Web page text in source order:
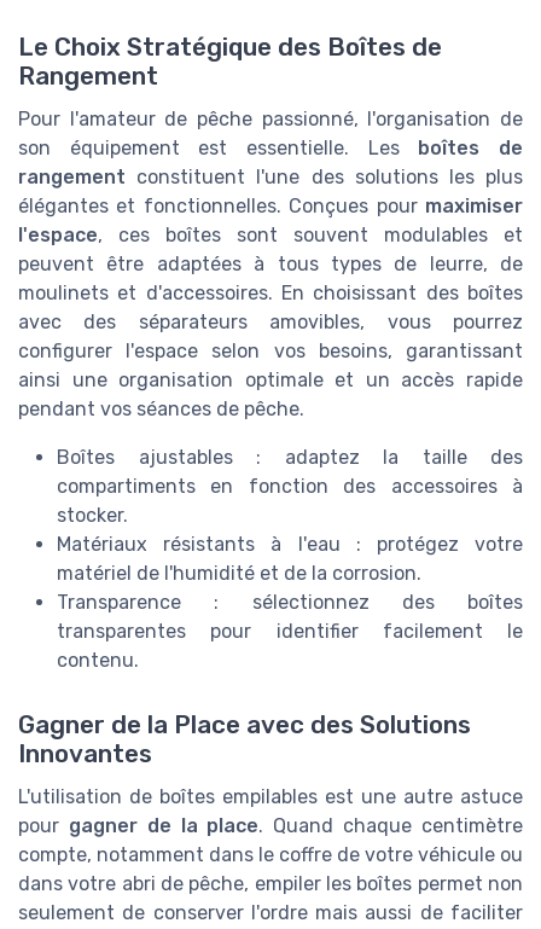
Le Choix Stratégique des Boîtes de
Rangement
Pour l'amateur de pêche passionné, l'organisation de
son équipement est essentielle. Les
boîtes de
rangement constituent l'une des solutions les plus
élégantes et fonctionnelles. Conçues pour maximiser
l'espace, ces boîtes sont souvent modulables et
peuvent être adaptées à tous types de leurre, de
moulinets et d'accessoires. En choisissant des boîtes
avec des séparateurs amovibles, vous pourrez
configurer l'espace selon vos besoins, garantissant
ainsi une organisation optimale et un accès rapide
pendant vos séances de pêche.
Boîtes ajustables : adaptez la taille des
compartiments en fonction des accessoires à
stocker.
Matériaux résistants à l'eau : protégez votre
matériel de l'humidité et de la corrosion.
Transparence : sélectionnez des boîtes
transparentes pour identifier facilement le
contenu.
Gagner de la Place avec des Solutions
Innovantes
L'utilisation de boîtes empilables est une autre astuce
pour gagner de la place. Quand chaque centimètre
compte, notamment dans le coffre de votre véhicule ou
dans votre abri de pêche, empiler les boîtes permet non
seulement de conserver l'ordre mais aussi de faciliter